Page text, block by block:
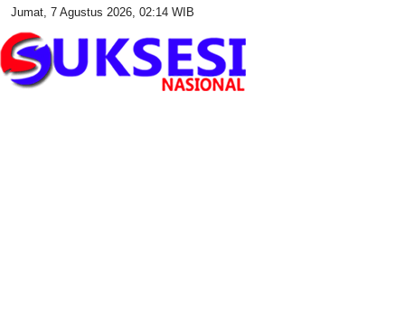
Jumat, 7 Agustus 2026, 02:14 WIB